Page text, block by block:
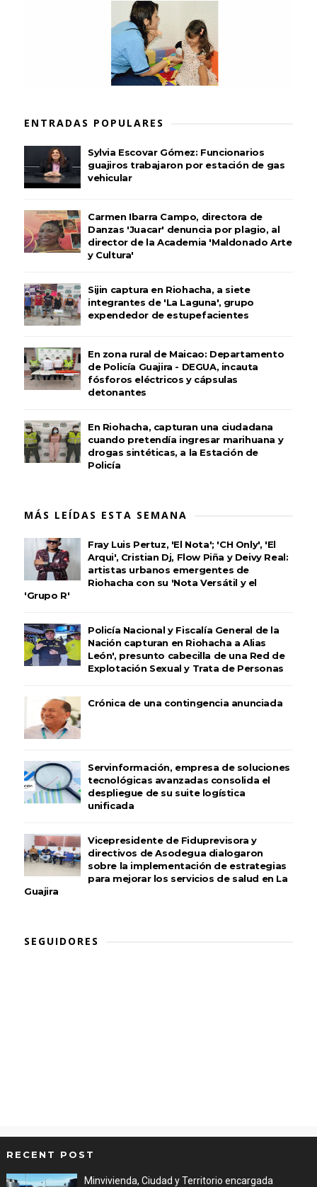
ENTRADAS POPULARES
Sylvia Escovar Gómez: Funcionarios
guajiros trabajaron por estación de gas
vehicular
Carmen Ibarra Campo, directora de
Danzas 'Juacar' denuncia por plagio, al
director de la Academia 'Maldonado Arte
y Cultura'
Sijin captura en Riohacha, a siete
integrantes de 'La Laguna', grupo
expendedor de estupefacientes
En zona rural de Maicao: Departamento
de Policía Guajira - DEGUA, incauta
fósforos eléctricos y cápsulas
detonantes
En Riohacha, capturan una ciudadana
cuando pretendía ingresar marihuana y
drogas sintéticas, a la Estación de
Policía
MÁS LEÍDAS ESTA SEMANA
Fray Luis Pertuz, 'El Nota'; 'CH Only', 'El
Arqui', Cristian Dj, Flow Piña y Deivy Real:
artistas urbanos emergentes de
Riohacha con su 'Nota Versátil y el
'Grupo R'
Policía Nacional y Fiscalía General de la
Nación capturan en Riohacha a Alias
León', presunto cabecilla de una Red de
Explotación Sexual y Trata de Personas
Crónica de una contingencia anunciada
Servinformación, empresa de soluciones
tecnológicas avanzadas consolida el
despliegue de su suite logística
unificada
Vicepresidente de Fiduprevisora y
directivos de Asodegua dialogaron
sobre la implementación de estrategias
para mejorar los servicios de salud en La
Guajira
SEGUIDORES
RECENT POST
Minvivienda, Ciudad y Territorio encargada